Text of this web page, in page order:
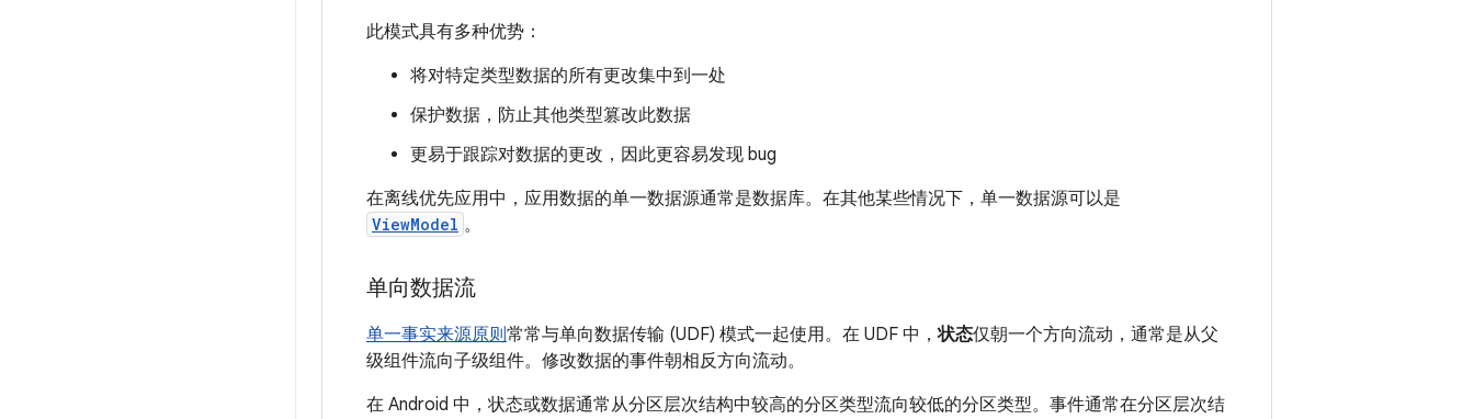
此模式具有多种优势：
将对特定类型数据的所有更改集中到一处
保护数据，防止其他类型篡改此数据
更易于跟踪对数据的更改，因此更容易发现 bug
在离线优先应用中，应用数据的单一数据源通常是数据库。在其他某些情况下，单一数据源可以是
ViewModel 。
单向数据流
单一事实来源原则常常与单向数据传输 (UDF) 模式一起使用。在 UDF 中，状态仅朝一个方向流动，通常是从父
级组件流向子级组件。修改数据的事件朝相反方向流动。
在 Android 中，状态或数据通常从分区层次结构中较高的分区类型流向较低的分区类型。事件通常在分区层次结